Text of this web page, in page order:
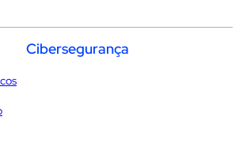
Cibersegurança